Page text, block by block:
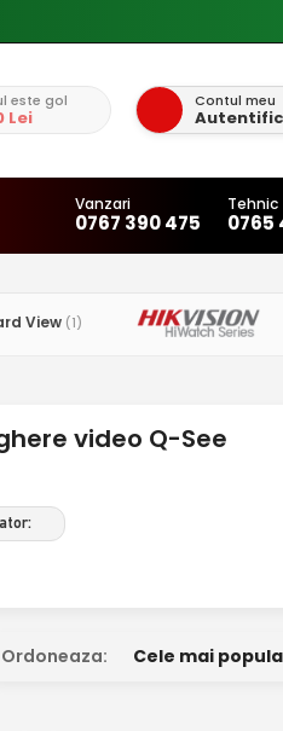
este gol
Lei
Contul meu
Vanzari
0767 390 475
Tehnic
0765
View (1)
video Q-See
Ordoneaza: Cele mai